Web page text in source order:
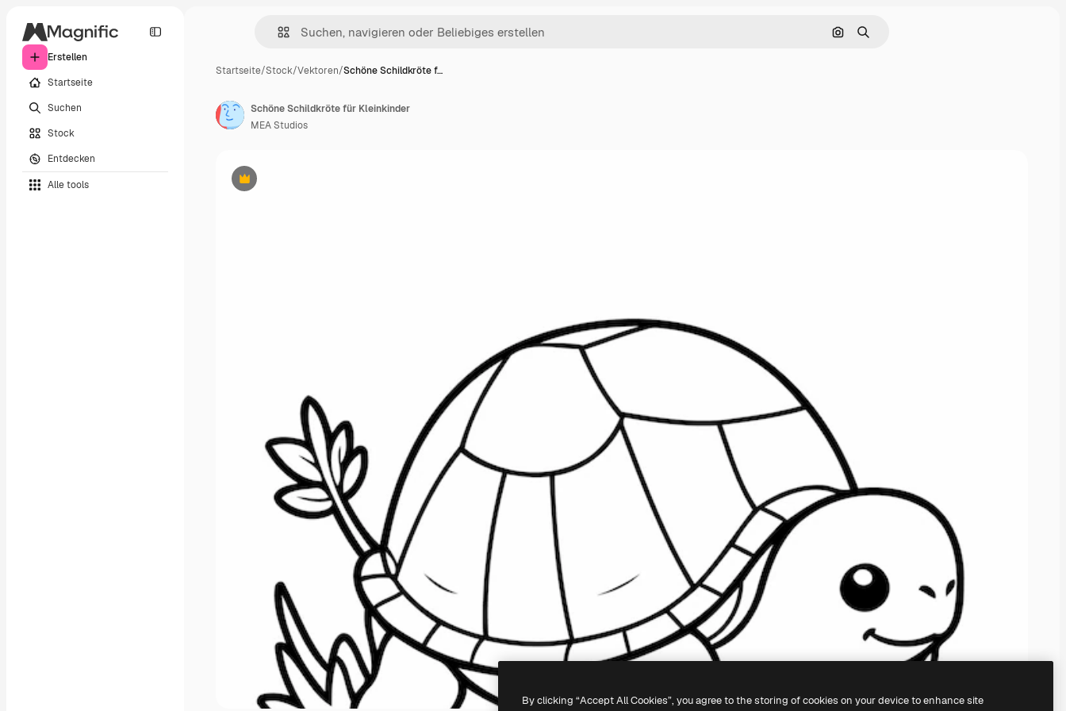
Erstellen
Startseite
Suchen
Stock
Entdecken
Alle tools
Nach Bild suchen
Suchen
Startseite/Stock/Vektoren/Schöne Schildkröte f…
Premium
Schöne Schildkröte für Kleinkinder
MEA Studios
By clicking “Accept All Cookies”, you agree to the storing of cookies on your device to enhance site